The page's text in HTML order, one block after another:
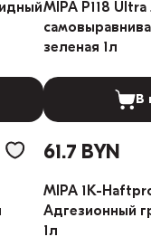
MIPA P118 Ultra
зеленая 1л
В
61.7 BYN
MIPA 1K-
Адгезионный
1л